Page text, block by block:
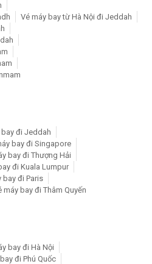
Vé máy bay từ Hà Nội đi Jeddah
bay đi Jeddah
bay đi Singapore
bay đi Thượng Hải
đi Kuala Lumpur
bay đi Paris
máy bay đi Thâm Quyến
bay đi Hà Nội
đi Phú Quốc